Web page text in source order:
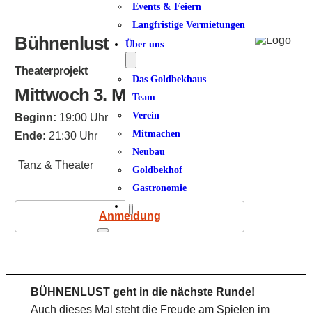
Events & Feiern
Langfristige Vermietungen
Über uns
Das Goldbekhaus
Team
Verein
Mitmachen
Neubau
Goldbekhof
Gastronomie
Bühnenlust
Theaterprojekt
Mittwoch 3. März 2027
Beginn: 19:00 Uhr
Ende: 21:30 Uhr
Tanz & Theater
Anmeldung
BÜHNENLUST geht in die nächste Runde!
Auch dieses Mal steht die Freude am Spielen im